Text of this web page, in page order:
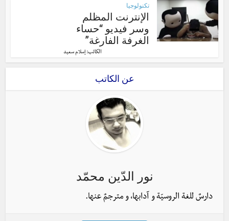
تكنولوجيا
الإنترنت المظلم
وسر فيديو “حساء
الغرفة الفارغة”
الكاتب: إسلام سعيد
عن الكاتب
نور الدّين محمّد
دارسٌ للغة الروسيّة و آدابها، و مترجمٌ عنها.